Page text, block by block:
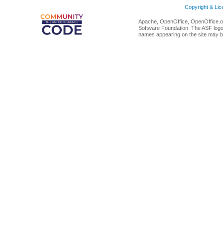
Copyright &
Apache, OpenOffice,
Software Foundation. The ASF
names appearing on the site may